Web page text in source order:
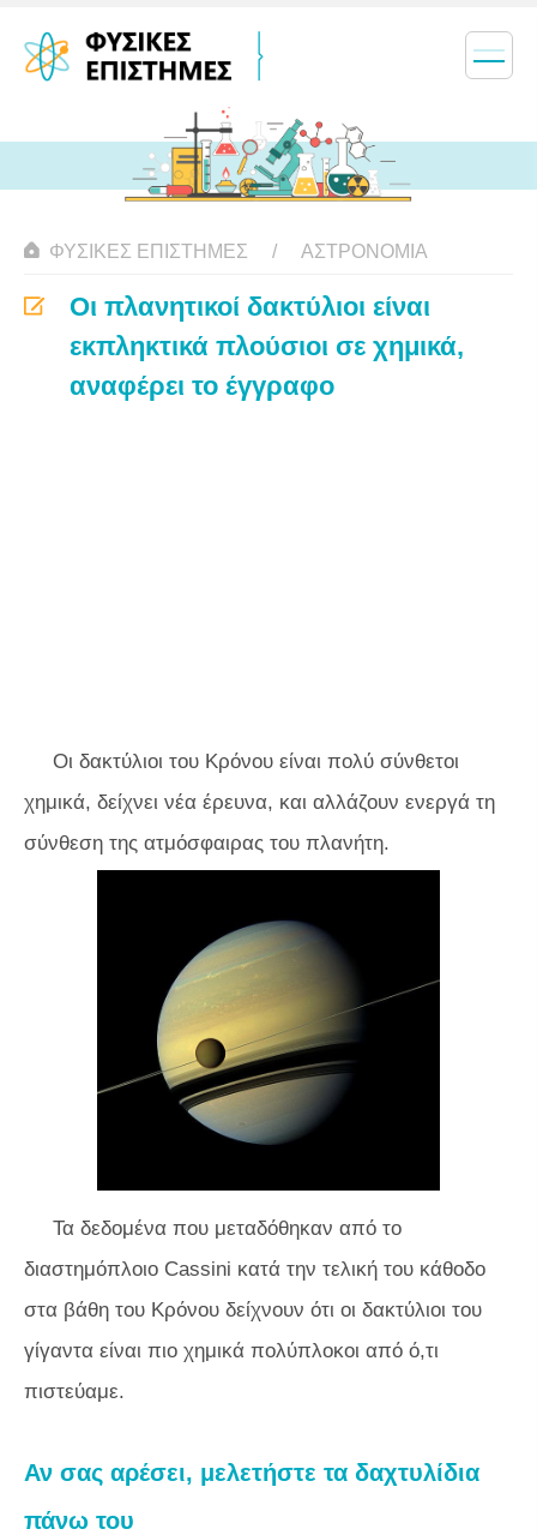
ΦΥΣΙΚΈΣ ΕΠΙΣΤΉΜΕΣ ΑΣΤΡΟΝΟΜΊΑ
Οι πλανητικοί δακτύλιοι είναι
εκπληκτικά πλούσιοι σε χημικά,
αναφέρει το έγγραφο
Οι δακτύλιοι του Κρόνου είναι πολύ σύνθετοι
χημικά, δείχνει νέα έρευνα, και αλλάζουν ενεργά τη
σύνθεση της ατμόσφαιρας του πλανήτη.
Τα δεδομένα που μεταδόθηκαν από το
διαστημόπλοιο Cassini κατά την τελική του κάθοδο
στα βάθη του Κρόνου δείχνουν ότι οι δακτύλιοι του
γίγαντα είναι πιο χημικά πολύπλοκοι από ό,τι
πιστεύαμε.
Αν σας αρέσει, μελετήστε τα δαχτυλίδια
πάνω του